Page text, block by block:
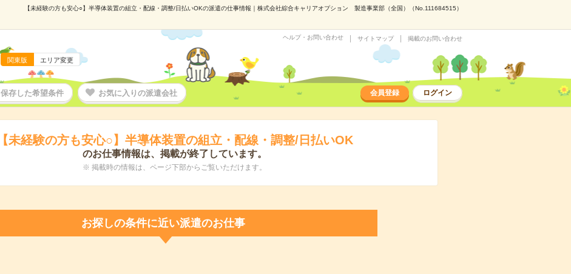
【未経験の方も安心○】半導体装置の組立・配線・調整/日払いOKの派遣の仕事情報｜株式会社綜合キャリアオプション 製造事業部（全国）（No.111684515）
関東版 エリア変更
ヘルプ・お問い合わせ サイトマップ 掲載のお問い合わせ
保存した希望条件 お気に入りの派遣会社 会員登録 ログイン
【未経験の方も安心○】半導体装置の組立・配線・調整/日払いOK
のお仕事情報は、掲載が終了しています。
※ 掲載時の情報は、ページ下部からご覧いただけます。
お探しの条件に近い派遣のお仕事